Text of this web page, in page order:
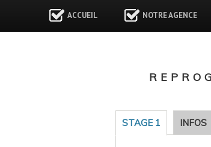
ACCUEIL NOTRE AGENCE
STAGE 1 INFOS